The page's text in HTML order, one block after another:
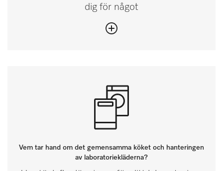
dig för något
Vem tar hand om det gemensamma köket och hanteringen
av laboratoriekläderna?